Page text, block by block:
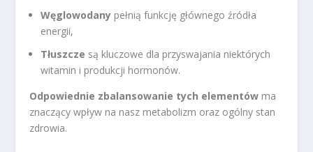
Węglowodany pełnią funkcję głównego źródła
energii,
Tłuszcze są kluczowe dla przyswajania niektórych
witamin i produkcji hormonów.
Odpowiednie zbalansowanie tych elementów ma
znaczący wpływ na nasz metabolizm oraz ogólny stan
zdrowia.